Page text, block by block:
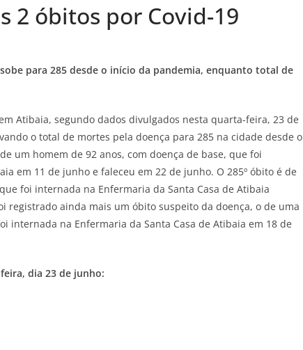
2 óbitos por Covid-19
para 285 desde o início da pandemia, enquanto total de
Atibaia, segundo dados divulgados nesta quarta-feira, 23 de
o total de mortes pela doença para 285 na cidade desde o
um homem de 92 anos, com doença de base, que foi
em 11 de junho e faleceu em 22 de junho. O 285º óbito é de
foi internada na Enfermaria da Santa Casa de Atibaia
registrado ainda mais um óbito suspeito da doença, o de uma
internada na Enfermaria da Santa Casa de Atibaia em 18 de
dia 23 de junho: